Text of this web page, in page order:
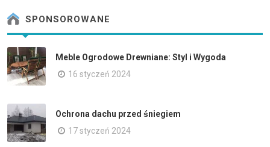
SPONSOROWANE
Meble Ogrodowe Drewniane: Styl i Wygoda
16 styczeń 2024
Ochrona dachu przed śniegiem
17 styczeń 2024